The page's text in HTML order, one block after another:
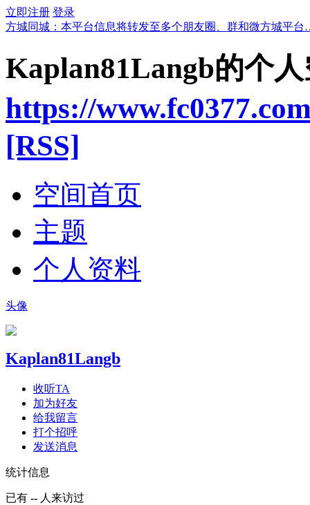
立即注册 登录
方城同城：本平台信息将转发至多个朋友圈、群和微方城平
Kaplan81Langb的个
https://
[RSS]
空间首页
主题
个人资料
头像
Kaplan81Langb
收听TA
加为好友
给我留言
打个招呼
发送消息
统计信息
已有 -- 人来访过